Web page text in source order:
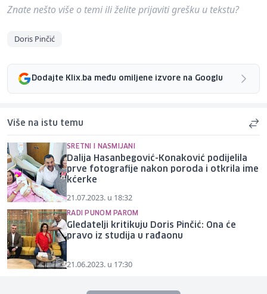
Znate nešto više o temi ili želite prijaviti grešku u tekstu?
Doris Pinčić
Dodajte Klix.ba među omiljene izvore na Googlu
Više na istu temu
SRETNI I NASMIJANI
Dalija Hasanbegović-Konaković podijelila
prve fotografije nakon poroda i otkrila ime
kćerke
21.07.2023. u 18:32
RADI PUNOM PAROM
Gledatelji kritikuju Doris Pinčić: Ona će
pravo iz studija u rađaonu
21.06.2023. u 17:30